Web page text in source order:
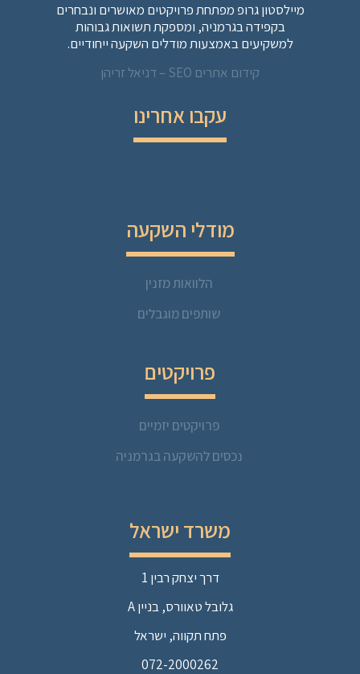
מיילסטון גרופ מפתחת פרויקטים מאושרים ונבחרים
בקפידה בגרמניה, ומספקת תשואות גבוהות
למשקיעים באמצעות מודלים השקעה ייחודיים.
קידום אתרים SEO – דניאל זריהן
עקבו אחרינו
מודלי השקעה
הלוואות מזנין
שותפים מוגבלים
פרויקטים
פרויקטים יזמיים
נכסים להשקעה בגרמניה
משרד ישראל
דרך יצחק רבין 1
גלובל טאוורס, בניין A
פתח תקווה, ישראל
072-2000262